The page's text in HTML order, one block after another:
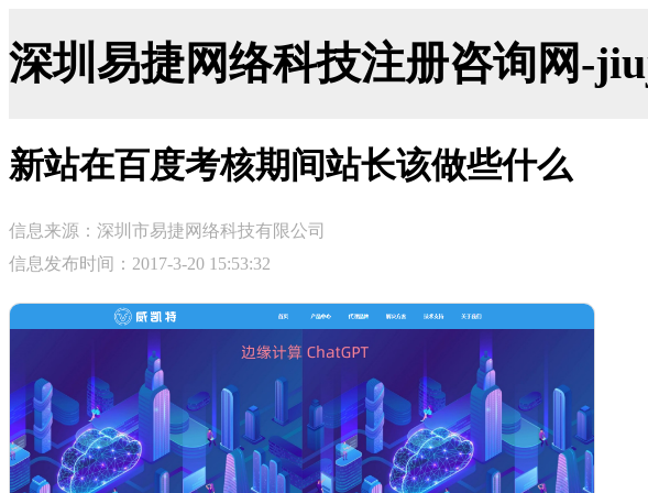
深圳易捷网络科技注册咨询网-
新站在百度考核期间站长该做些什么
信息来源：深圳市易捷网络科技有限公司
信息发布时间：2017-3-20 15:53:32